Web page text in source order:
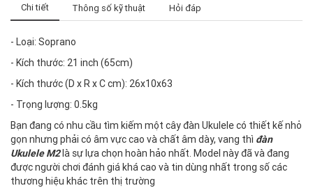
Chi tiết Thông số kỹ thuật Hỏi đáp
- Loại: Soprano
- Kích thước: 21 inch (65cm)
- Kích thước (D x R x C cm): 26x10x63
- Trọng lượng: 0.5kg
Bạn đang có nhu cầu tìm kiếm một cây đàn Ukulele có thiết kế nhỏ
gọn nhưng phải có âm vực cao và chất âm dày, vang thì đàn
Ukulele M2là sự lựa chọn hoàn hảo nhất. Model này đã và đang
được người chơi đánh giá khá cao và tin dùng nhất trong số các
thương hiệu khác trên thị trường